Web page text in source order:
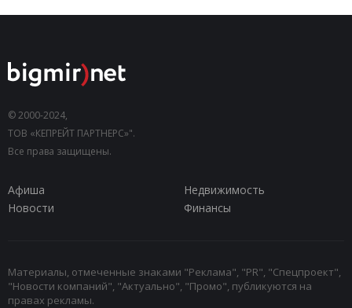
© 2000-2024,
ТОВ «КЕПРЕЙТ ПАРТНЕРС»".
Все права защищены.
Афиша
Недвижимость
Новости
Финансы
Материалы, отмеченные знаками "Реклама", "PR", "Спецпроект",
"Новости компаний", "Актуально", "Промо", публикуются на
правах рекламы.